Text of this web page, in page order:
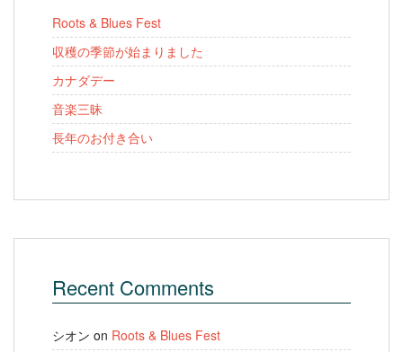
Roots & Blues Fest
収穫の季節が始まりました
カナダデー
音楽三昧
長年のお付き合い
Recent Comments
シオン on Roots & Blues Fest